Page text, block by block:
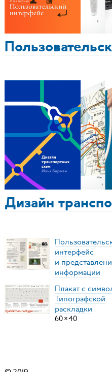
Дизайн
интерфейс
и
информации
Плакат с
Типографской
раскладки
60×40